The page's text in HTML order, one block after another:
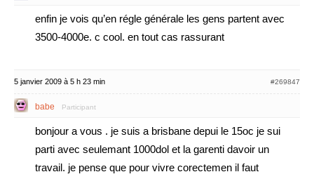
enfin je vois qu’en régle générale les gens partent avec
3500-4000e. c cool. en tout cas rassurant
5 janvier 2009 à 5 h 23 min #269847
babe Participant
bonjour a vous . je suis a brisbane depui le 15oc je sui
parti avec seulemant 1000dol et la garenti davoir un
travail. je pense que pour vivre corectemen il faut